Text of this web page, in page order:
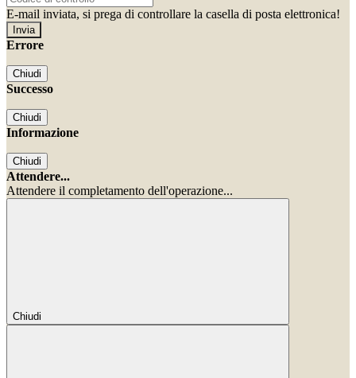
E-mail inviata, si prega di controllare la casella di posta elettronica!
Errore
Chiudi
Successo
Chiudi
Informazione
Chiudi
Attendere...
Attendere il completamento dell'operazione...
Chiudi